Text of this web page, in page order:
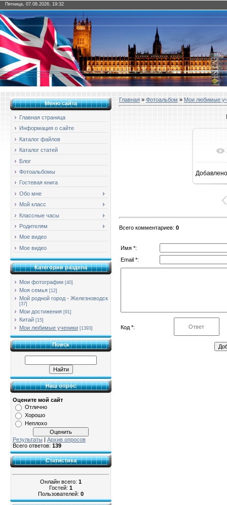
Пятница, 07.08.2026, 19:32
Меню сайта
Главная страница
Информация о сайте
Каталог файлов
Каталог статей
Блог
Фотоальбомы
Гостевая книга
Обо мне
Мой класс
Классные часы
Родителям
Мое видео
Мое видео
Категории раздела
Мои фотографии [40]
Моя семья [12]
Мой родной город - Железноводск
[37]
Мои достижения [91]
Китай [15]
Мои любимые ученики [1393]
Поиск
Наш опрос
Оцените мой сайт
Отлично
Хорошо
Неплохо
Результаты | Архив опросов
Всего ответов: 139
Статистика
Онлайн всего: 1
Гостей: 1
Пользователей: 0
Главная » Фотоальбом » Мои любимые
Добавлено
Всего комментариев: 0
Имя *:
Email *:
Код *: